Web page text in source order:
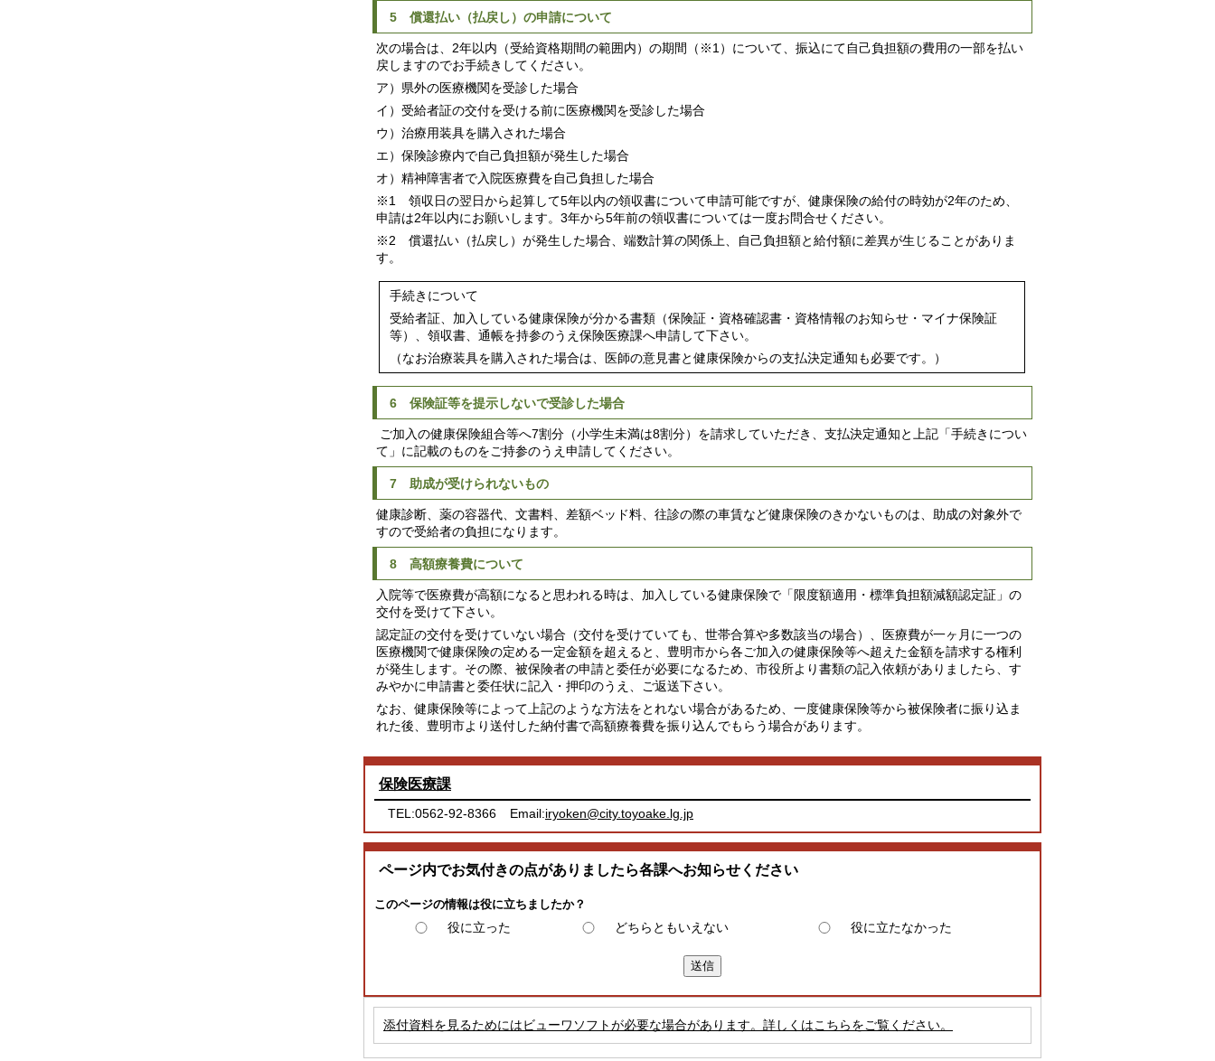
5 償還払い（払戻し）の申請について
次の場合は、2年以内（受給資格期間の範囲内）の期間（※1）について、振込にて自己負担額の費用の一部を払い
戻しますのでお手続きしてください。
ア）県外の医療機関を受診した場合
イ）受給者証の交付を受ける前に医療機関を受診した場合
ウ）治療用装具を購入された場合
エ）保険診療内で自己負担額が発生した場合
オ）精神障害者で入院医療費を自己負担した場合
※1 領収日の翌日から起算して5年以内の領収書について申請可能ですが、健康保険の給付の時効が2年のため、
申請は2年以内にお願いします。3年から5年前の領収書については一度お問合せください。
※2 償還払い（払戻し）が発生した場合、端数計算の関係上、自己負担額と給付額に差異が生じることがありま
す。
手続きについて
受給者証、加入している健康保険が分かる書類（保険証・資格確認書・資格情報のお知らせ・マイナ保険証
等）、領収書、通帳を持参のうえ保険医療課へ申請して下さい。
（なお治療装具を購入された場合は、医師の意見書と健康保険からの支払決定通知も必要です。）
6 保険証等を提示しないで受診した場合
ご加入の健康保険組合等へ7割分（小学生未満は8割分）を請求していただき、支払決定通知と上記「手続きについ
て」に記載のものをご持参のうえ申請してください。
7 助成が受けられないもの
健康診断、薬の容器代、文書料、差額ベッド料、往診の際の車賃など健康保険のきかないものは、助成の対象外で
すので受給者の負担になります。
8 高額療養費について
入院等で医療費が高額になると思われる時は、加入している健康保険で「限度額適用・標準負担額減額認定証」の
交付を受けて下さい。
認定証の交付を受けていない場合（交付を受けていても、世帯合算や多数該当の場合）、医療費が一ヶ月に一つの
医療機関で健康保険の定める一定金額を超えると、豊明市から各ご加入の健康保険等へ超えた金額を請求する権利
が発生します。その際、被保険者の申請と委任が必要になるため、市役所より書類の記入依頼がありましたら、す
みやかに申請書と委任状に記入・押印のうえ、ご返送下さい。
なお、健康保険等によって上記のような方法をとれない場合があるため、一度健康保険等から被保険者に振り込ま
れた後、豊明市より送付した納付書で高額療養費を振り込んでもらう場合があります。
保険医療課
TEL:0562-92-8366 Email:iryoken@city.toyoake.lg.jp
ページ内でお気付きの点がありましたら各課へお知らせください
このページの情報は役に立ちましたか？
役に立った どちらともいえない 役に立たなかった
添付資料を見るためにはビューワソフトが必要な場合があります。詳しくはこちらをご覧ください。